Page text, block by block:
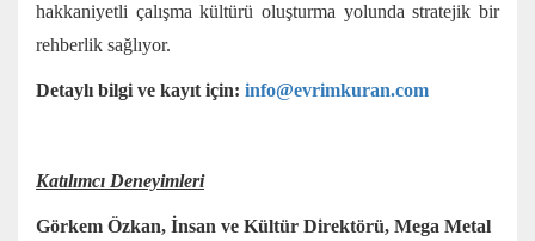
hakkaniyetli çalışma kültürü oluşturma yolunda stratejik bir
rehberlik sağlıyor.
Detaylı bilgi ve kayıt için: info@evrimkuran.com
Katılımcı Deneyimleri
Görkem Özkan, İnsan ve Kültür Direktörü, Mega Metal